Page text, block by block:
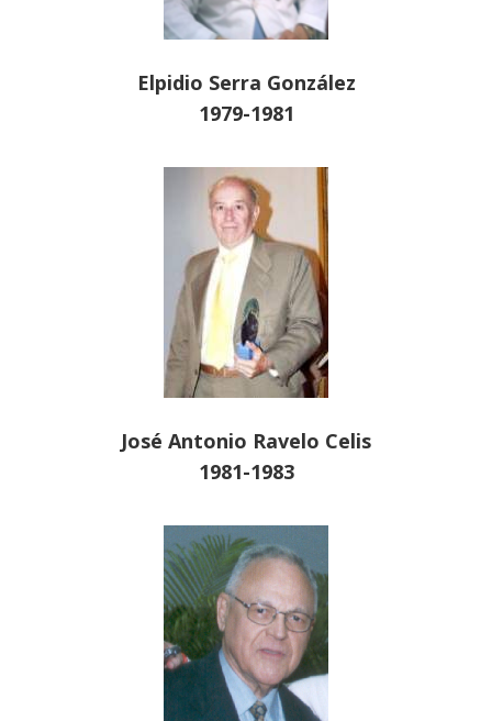
Elpidio Serra González
1979-1981
José Antonio Ravelo Celis
1981-1983